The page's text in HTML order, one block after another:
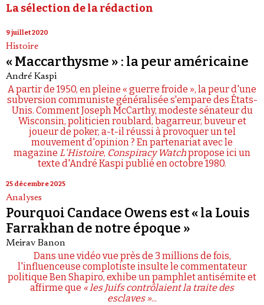
La sélection de la rédaction
9 juillet 2020
Histoire
« Maccarthysme » : la peur américaine
André Kaspi
A partir de 1950, en pleine « guerre froide », la peur d'une
subversion communiste généralisée s'empare des États-
Unis. Comment Joseph McCarthy, modeste sénateur du
Wisconsin, politicien roublard, bagarreur, buveur et
joueur de poker, a-t-il réussi à provoquer un tel
mouvement d'opinion ? En partenariat avec le
magazine L'Histoire, Conspiracy Watchpropose ici un
texte d'André Kaspi publié en octobre 1980.
25 décembre 2025
Analyses
Pourquoi Candace Owens est « la Louis
Farrakhan de notre époque »
Meirav Banon
Dans une vidéo vue près de 3 millions de fois,
l'influenceuse complotiste insulte le commentateur
politique Ben Shapiro, exhibe un pamphlet antisémite et
affirme que « les Juifs contrôlaient la traite des
esclaves »...